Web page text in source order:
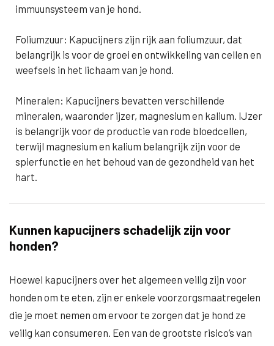
immuunsysteem van je hond.
Foliumzuur: Kapucijners zijn rijk aan foliumzuur, dat
belangrijk is voor de groei en ontwikkeling van cellen en
weefsels in het lichaam van je hond.
Mineralen: Kapucijners bevatten verschillende
mineralen, waaronder ijzer, magnesium en kalium. IJzer
is belangrijk voor de productie van rode bloedcellen,
terwijl magnesium en kalium belangrijk zijn voor de
spierfunctie en het behoud van de gezondheid van het
hart.
Kunnen kapucijners schadelijk zijn voor
honden?
Hoewel kapucijners over het algemeen veilig zijn voor
honden om te eten, zijn er enkele voorzorgsmaatregelen
die je moet nemen om ervoor te zorgen dat je hond ze
veilig kan consumeren. Een van de grootste risico’s van